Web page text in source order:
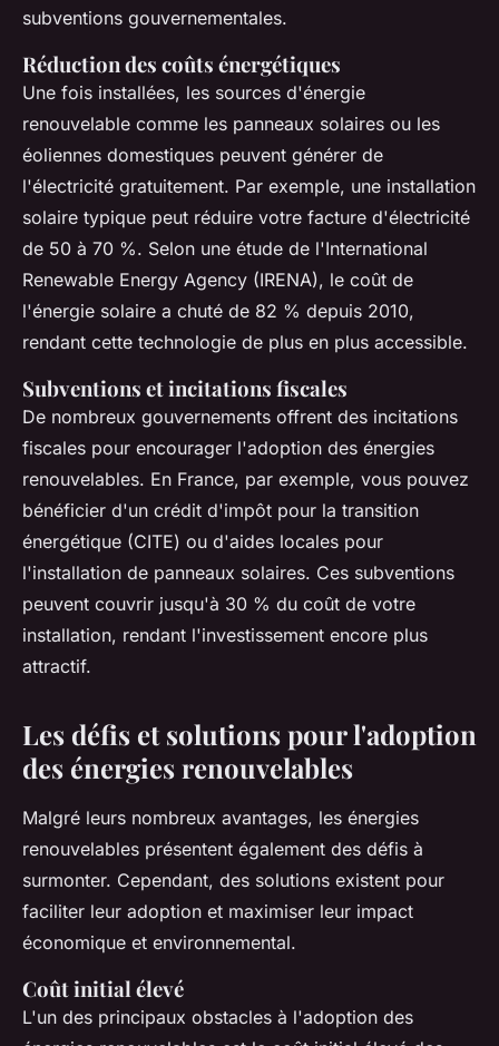
subventions gouvernementales.
Réduction des coûts énergétiques
Une fois installées, les sources d'énergie
renouvelable comme les panneaux solaires ou les
éoliennes domestiques peuvent générer de
l'électricité gratuitement. Par exemple, une installation
solaire typique peut réduire votre facture d'électricité
de 50 à 70 %. Selon une étude de l'International
Renewable Energy Agency (IRENA), le coût de
l'énergie solaire a chuté de 82 % depuis 2010,
rendant cette technologie de plus en plus accessible.
Subventions et incitations fiscales
De nombreux gouvernements offrent des incitations
fiscales pour encourager l'adoption des énergies
renouvelables. En France, par exemple, vous pouvez
bénéficier d'un crédit d'impôt pour la transition
énergétique (CITE) ou d'aides locales pour
l'installation de panneaux solaires. Ces subventions
peuvent couvrir jusqu'à 30 % du coût de votre
installation, rendant l'investissement encore plus
attractif.
Les défis et solutions pour l'adoption
des énergies renouvelables
Malgré leurs nombreux avantages, les énergies
renouvelables présentent également des défis à
surmonter. Cependant, des solutions existent pour
faciliter leur adoption et maximiser leur impact
économique et environnemental.
Coût initial élevé
L'un des principaux obstacles à l'adoption des